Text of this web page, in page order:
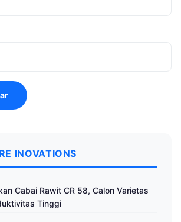
INOVATIONS
Cabai Rawit CR 58, Calon Varietas
Tinggi